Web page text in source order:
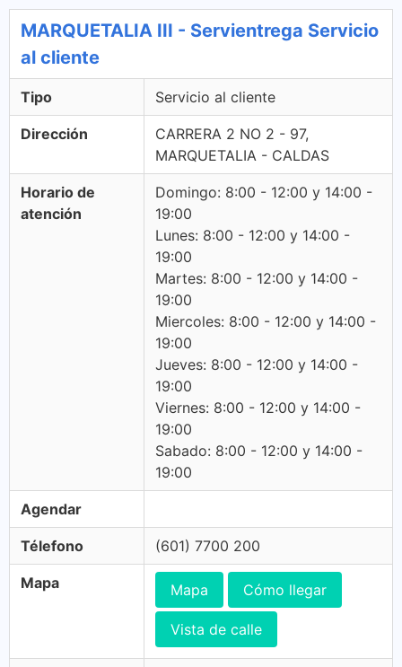
MARQUETALIA III - Servientrega Servicio
al cliente
Tipo Servicio al cliente
Dirección
CARRERA 2 NO 2 - 97,
MARQUETALIA - CALDAS
Horario de
atención
Domingo: 8:00 - 12:00 y 14:00 -
19:00
Lunes: 8:00 - 12:00 y 14:00 -
19:00
Martes: 8:00 - 12:00 y 14:00 -
19:00
Miercoles: 8:00 - 12:00 y 14:00 -
19:00
Jueves: 8:00 - 12:00 y 14:00 -
19:00
Viernes: 8:00 - 12:00 y 14:00 -
19:00
Sabado: 8:00 - 12:00 y 14:00 -
19:00
Agendar
Télefono (601) 7700 200
Mapa Mapa Cómo llegar
Vista de calle